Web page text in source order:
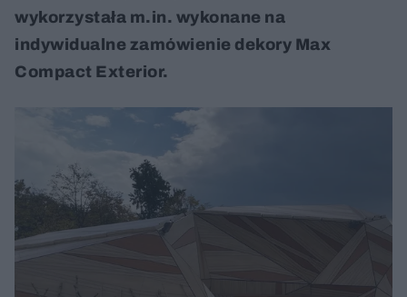
wykorzystała m.in. wykonane na
indywidualne zamówienie dekory Max
Compact Exterior.